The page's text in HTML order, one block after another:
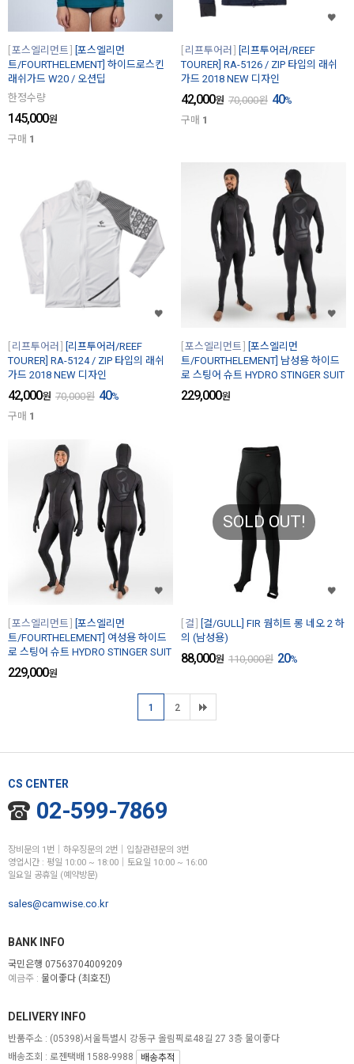
포스엘리먼트
[포스엘리먼
트/FOURTHELEMENT] 하이드로스킨
래쉬가드 W20 / 오션딥
한정수량
145,000원
구매 1
리프투어러
[리프투어러/REEF
TOURER] RA-5126 / ZIP 타입의 래쉬
가드 2018 NEW 디자인
42,000원 70,000원 40%
구매 1
리프투어러
[리프투어러/REEF
TOURER] RA-5124 / ZIP 타입의 래쉬
가드 2018 NEW 디자인
42,000원 70,000원 40%
구매 1
포스엘리먼트
[포스엘리먼
트/FOURTHELEMENT] 남성용 하이드
로 스팅어 슈트 HYDRO STINGER SUIT
229,000원
포스엘리먼트
[포스엘리먼
트/FOURTHELEMENT] 여성용 하이드
로 스팅어 슈트 HYDRO STINGER SUIT
229,000원
SOLD OUT!
걸
[걸/GULL] FIR 웜히트 롱 네오 2 하
의 (남성용)
88,000원 110,000원 20%
1 2
CS CENTER
02-599-7869
장비문의 1번│하우징문의 2번│입찰관련문의 3번
영업시간 : 평일 10:00 ~ 18:00│토요일 10:00 ~ 16:00
일요일 공휴일 (예약방문)
sales@camwise.co.kr
BANK INFO
국민은행 07563704009209
예금주 : 물이좋다 (최호진)
DELIVERY INFO
반품주소 : (05398)서울특별시 강동구 올림픽로48길 27 3층 물이좋다
배송조회 : 로젠택배 1588-9988
배송추적